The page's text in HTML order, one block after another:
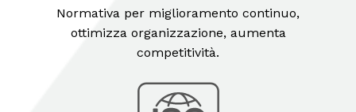
Normativa per miglioramento continuo,
ottimizza organizzazione, aumenta
competitività.